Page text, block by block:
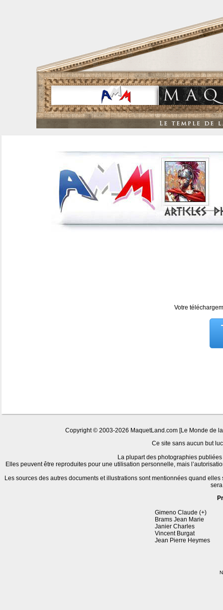
Votre
Copyright © 2003-2026 MaquetLand.com [Le Monde de
Ce site sans aucun but
La plupart des photographies
Elles peuvent être reproduites pour une utilisation personnelle, mais
Les sources des autres documents et illustrations sont mentionnées quand
Gimeno Claude (+)
Brams Jean Marie
Janier Charles
Vincent Burgat
Jean Pierre Heymes